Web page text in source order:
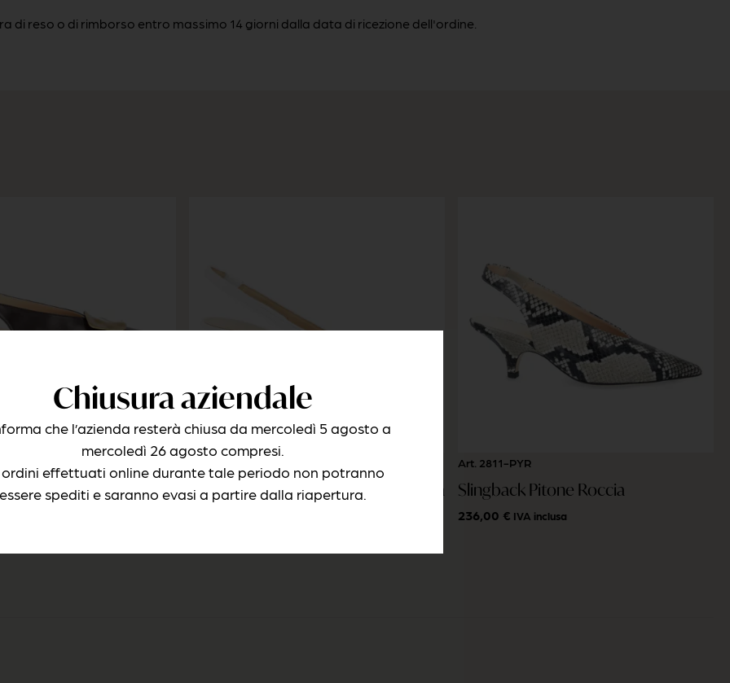
di reso o di rimborso entro massimo 14 giorni dalla data di ricezione dell'ordine.
Marrone
Art. 2821-NWH
Slingback Nappa Bianca Con Catena
Art. 2811-PYR
Slingback Pitone Roccia
236,00 € IVA inclusa
Chiusura aziendale
che l’azienda resterà chiusa da mercoledì 5 agosto a
mercoledì 26 agosto compresi.
ordini effettuati online durante tale periodo non potranno
essere spediti e saranno evasi a partire dalla riapertura.